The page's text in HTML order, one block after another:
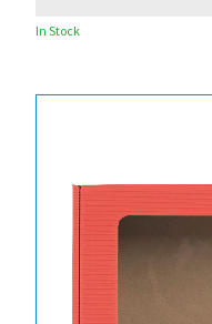
In Stock